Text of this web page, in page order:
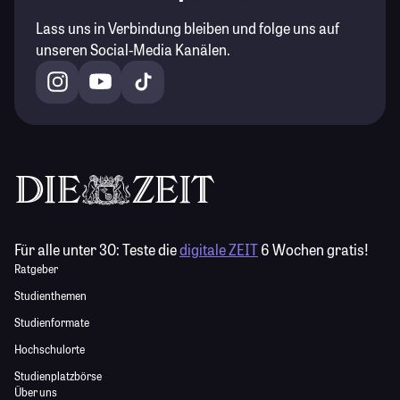
Lass uns in Verbindung bleiben und folge uns auf
unseren Social-Media Kanälen.
Für alle unter 30:Teste diedigitale ZEIT6 Wochen gratis!
Ratgeber
Studienthemen
Studienformate
Hochschulorte
Studienplatzbörse
Über uns